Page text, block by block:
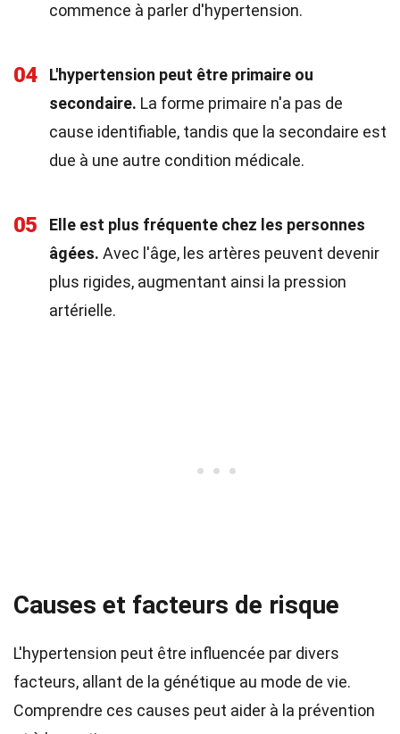
commence à parler d'hypertension.
04
L'hypertension peut être primaire ou
secondaire. La forme primaire n'a pas de
cause identifiable, tandis que la secondaire est
due à une autre condition médicale.
05
Elle est plus fréquente chez les personnes
âgées. Avec l'âge, les artères peuvent devenir
plus rigides, augmentant ainsi la pression
artérielle.
Causes et facteurs de risque
L'hypertension peut être influencée par divers
facteurs, allant de la génétique au mode de vie.
Comprendre ces causes peut aider à la prévention